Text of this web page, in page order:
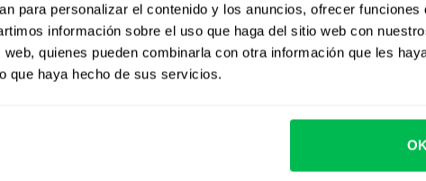
para personalizar el contenido y los anuncios, ofrecer funciones
información sobre el uso que haga del sitio web con
quienes pueden combinarla con otra información que les
que haya hecho de sus servicios.
de
todo lo
flujos
Únete a las
empresas
PeopleForce